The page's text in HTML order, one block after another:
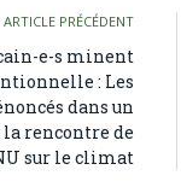
ARTICLE PRÉCÉDENT
e-s minent
: Les
dans un
rencontre de
sur le climat